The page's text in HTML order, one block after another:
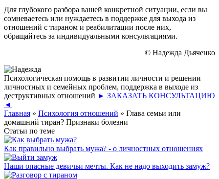
Для глубокого разбора вашей конкретной ситуации, если вы
сомневаетесь или нуждаетесь в поддержке для выхода из
отношений с тираном и реабилитации после них,
обращайтесь за индивидуальными консультациями.
© Надежда Дьяченко
Психологическая помощь в развитии личности и решении
личностных и семейных проблем, поддержка в выходе из
деструктивных отношений ► ЗАКАЗАТЬ КОНСУЛЬТАЦИЮ
◄
Главная » Психология отношений » Глава семьи или
домашний тиран? Признаки болезни
Статьи по теме
Как правильно выбрать мужа? - о личностных отношениях
Наши опасные девичьи мечты. Как не надо выходить замуж?